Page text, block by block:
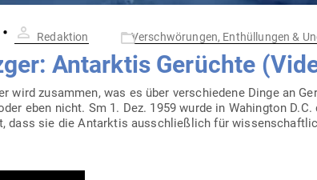
Redaktion Verschwörungen, Enthüllungen &
Ant­arktis Gerüchte
wird zusammen, was es über ver­schiedene Dinge an
eben nicht. Sm 1. Dez. 1959 wurde in Wahington
dass sie die Ant­arktis aus­schließlich für